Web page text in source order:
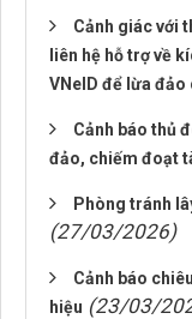
Cảnh giác với
liên hệ hỗ trợ về
VNeID để lừa
Cảnh báo thủ
đảo, chiếm đoạt
Phòng tránh
(27/03/2026)
Cảnh báo
hiệu (23/03/